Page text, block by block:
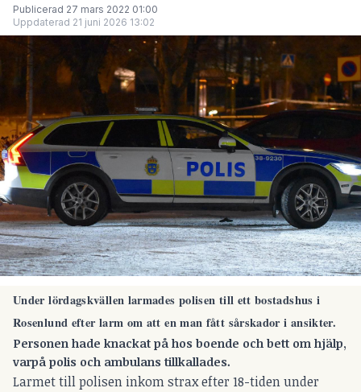
Publicerad 27 mars 2022 01:00
Uppdaterad 21 juni 2026 13:02
Under lördagskvällen larmades polisen till ett bostadshus i
Rosenlund efter larm om att en man fått sårskador i ansikter.
Personen hade knackat på hos boende och bett om hjälp,
varpå polis och ambulans tillkallades.
Larmet till polisen inkom strax efter 18-tiden under